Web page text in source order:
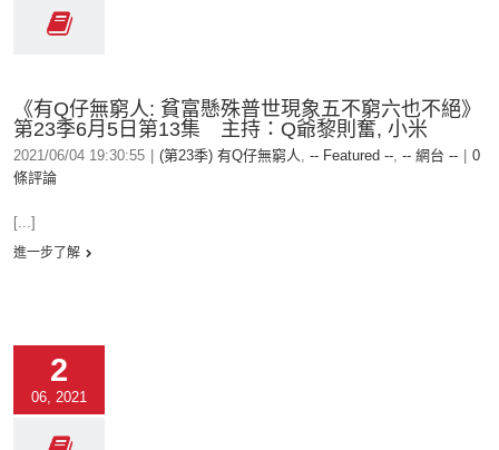
《有Q仔無窮人: 貧富懸殊普世現象五不窮六也不絕》
第23季6月5日第13集 主持：Q爺黎則奮, 小米
2021/06/04 19:30:55 (第23季) 有Q仔無窮人, -- Featured --, -- 網台 --
0
條評論
[...]
進一步了解
2
06, 2021